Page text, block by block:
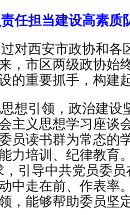
任担当建设高素质
对西安市政协和各
，市区两级政协始
的重要抓手，构建
想引领，政治建设
主义思想学习座谈
员读书群为常态的
力培训、纪律教育
，引导中共党员委
中走在前、作表率
，能够帮助委员坚